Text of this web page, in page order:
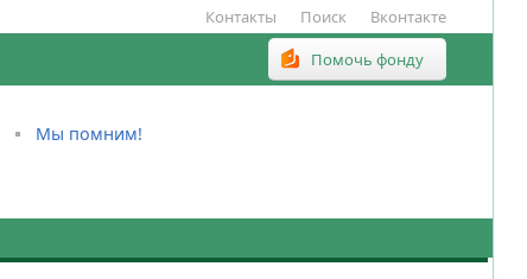
Контакты Поиск Вконтакте
Помочь фонду
Мы помним!